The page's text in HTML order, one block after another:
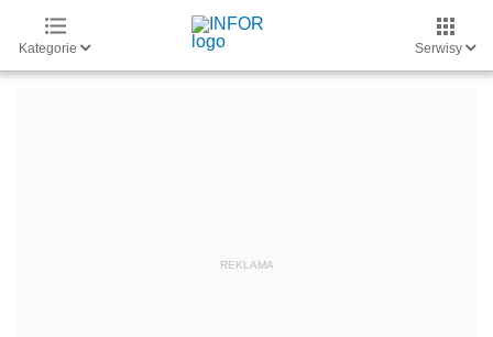
Kategorie Serwisy